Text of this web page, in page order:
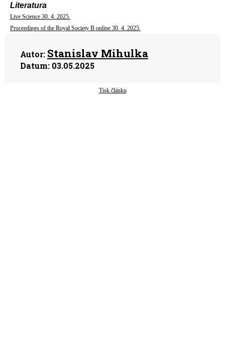
Literatura
Live Science 30. 4. 2025.
Proceedings of the Royal Society B online 30. 4. 2025.
Autor: Stanislav Mihulka
Datum: 03.05.2025
Tisk článku